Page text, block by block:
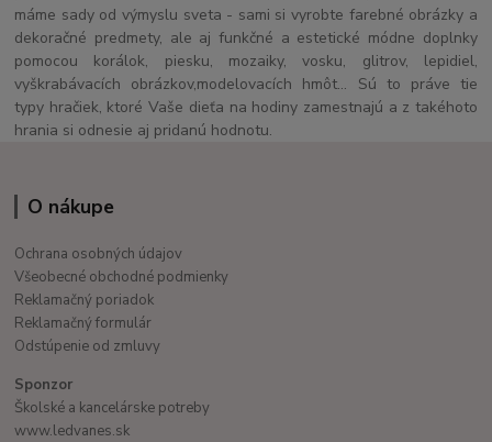
máme sady od výmyslu sveta - sami si vyrobte farebné obrázky a
dekoračné predmety, ale aj funkčné a estetické módne doplnky
pomocou korálok, piesku, mozaiky, vosku, glitrov, lepidiel,
vyškrabávacích obrázkov,modelovacích hmôt... Sú to práve tie
typy hračiek, ktoré Vaše dieťa na hodiny zamestnajú a z takéhoto
hrania si odnesie aj pridanú hodnotu.
O nákupe
Ochrana osobných údajov
Všeobecné obchodné podmienky
Reklamačný poriadok
Reklamačný formulár
Odstúpenie od zmluvy
Sponzor
Školské a kancelárske potreby
www.ledvanes.sk